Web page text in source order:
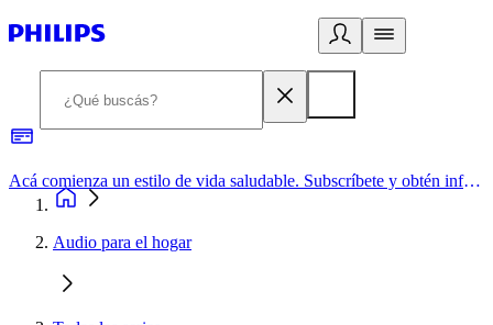
Acá comienza un estilo de vida saludable. Subscríbete y obtén información de primera mano
Audio para el hogar